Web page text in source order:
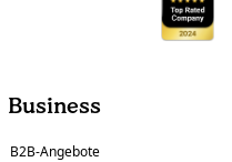
Business
B2B-Angebote